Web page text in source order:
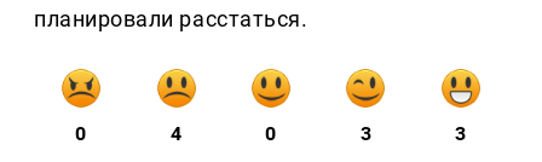
планировали расстаться.
0 4 0 3 3